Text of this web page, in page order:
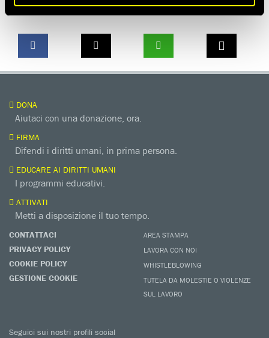
SEGNALA AD UN AMICO
DONA
Aiutaci con una donazione, ora.
FIRMA
Difendi i diritti umani, in prima persona.
EDUCARE AI DIRITTI UMANI
I programmi educativi.
ATTIVATI
Metti a disposizione il tuo tempo.
CONTATTACI
PRIVACY POLICY
COOKIE POLICY
GESTIONE COOKIE
AREA STAMPA
LAVORA CON NOI
WHISTLEBLOWING
TUTELA DA MOLESTIE O VIOLENZE
SUL LAVORO
Seguici sui nostri profili social